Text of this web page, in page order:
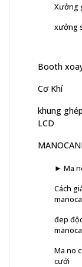
Xưởng
xưởng
Booth
Cơ Khí
khung
LCD
► Ma
Cách
đep
Ma no
cưới